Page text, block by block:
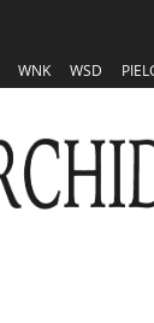
WNK WSD